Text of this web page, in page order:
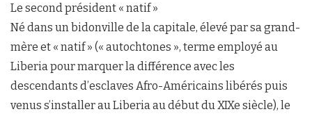
Le second président « natif »
Né dans un bidonville de la capitale, élevé par sa grand-
mère et « natif » (« autochtones », terme employé au
Liberia pour marquer la différence avec les
descendants d’esclaves Afro-Américains libérés puis
venus s’installer au Liberia au début du XIXe siècle), le